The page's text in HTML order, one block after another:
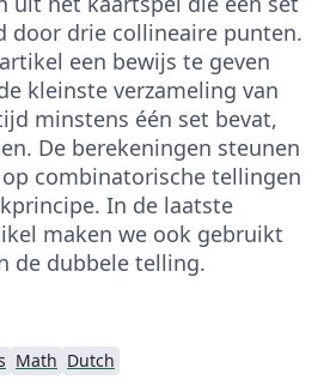
door drie collineaire punten.
een bewijs te geven
kleinste verzameling van
minstens één set bevat,
De berekeningen steunen
combinatorische tellingen
In de laatste
maken we ook gebruikt
de dubbele telling.
Math Dutch